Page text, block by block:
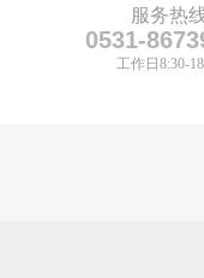
服务热
0531-
工作日8:30-